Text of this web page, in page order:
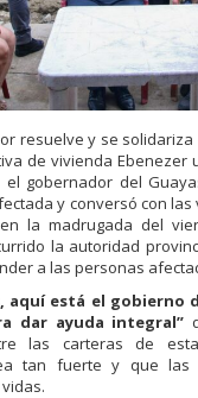
resuelve y se
de vivienda Ebenezer
gobernador del
y conversó con las
la madrugada del
la autoridad
a las personas
aquí está el gobierno
dar ayuda integral”
las carteras de
tan fuerte y que las